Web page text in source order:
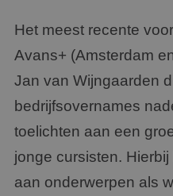
Het meest recente
Avans+ (Amsterdam
Jan van Wijngaarden
bedrijfsovernames
toelichten aan een
jonge cursisten.
aan onderwerpen als